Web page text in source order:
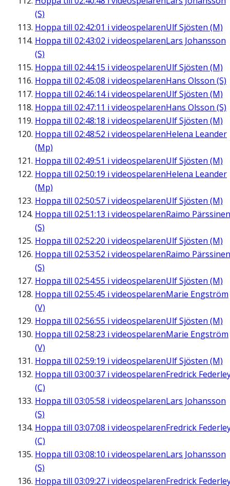
(S)
Hoppa till 02:42:01 i videospelarenUlf Sjösten (M)
Hoppa till 02:43:02 i videospelarenLars Johansson
(S)
Hoppa till 02:44:15 i videospelarenUlf Sjösten (M)
Hoppa till 02:45:08 i videospelarenHans Olsson (S)
Hoppa till 02:46:14i videospelarenUlf Sjösten (M)
Hoppa till 02:47:11 i videospelarenHans Olsson (S)
Hoppa till 02:48:18 i videospelarenUlf Sjösten (M)
Hoppa till 02:48:52 i videospelarenHelena Leander
(Mp)
Hoppa till 02:49:51 i videospelarenUlf Sjösten (M)
Hoppa till 02:50:19 i videospelarenHelena Leander
(Mp)
Hoppa till 02:50:57 i videospelarenUlf Sjösten (M)
Hoppa till 02:51:13 i videospelarenRaimo Pärssinen
(S)
Hoppa till 02:52:20 i videospelarenUlf Sjösten (M)
Hoppa till 02:53:52 i videospelarenRaimo Pärssinen
(S)
Hoppa till 02:54:55 i videospelarenUlf Sjösten (M)
Hoppa till 02:55:45 i videospelarenMarie Engström
(V)
Hoppa till 02:56:55 i videospelarenUlf Sjösten (M)
Hoppa till 02:58:23 i videospelarenMarie Engström
(V)
Hoppa till 02:59:19 i videospelarenUlf Sjösten (M)
Hoppa till 03:00:37 i videospelarenFredrick
(C)
Hoppa till 03:05:58 i videospelarenLars Johansson
(S)
Hoppa till 03:07:08 i videospelarenFredrick
(C)
Hoppa till 03:08:10 i videospelarenLars Johansson
(S)
Hoppa till 03:09:27 i videospelarenFredrick